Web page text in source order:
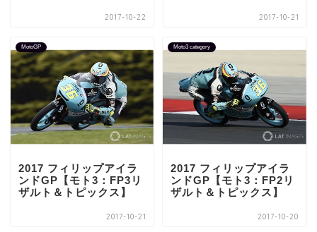
2017-10-22 2017-10-21
MotoGP
2017 フィリップアイラ
ンドGP【モト3：FP3リ
ザルト＆トピックス】
2017-10-21
Moto3 category
2017 フィリップアイラ
ンドGP【モト3：FP2リ
ザルト＆トピックス】
2017-10-20